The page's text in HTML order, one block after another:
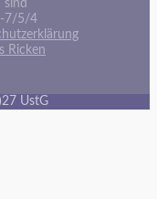
7/5/4
Ricken
UstG